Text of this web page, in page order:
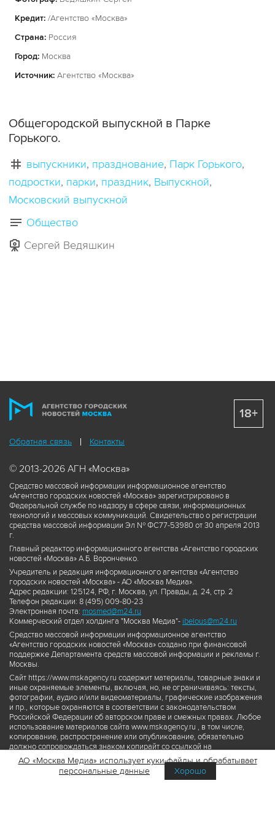
Кредит: /Агентство «Москва»
Страна: Россия
Город: Москва
Источник: Агентство «Москва»
Общегородской выпускной в Парке
Горького.
выпускники празднование Парк Горького
подростки парки праздник Выпускной
Московский выпускной
Общество
Сергей Ведяшкин
Обратная связь Контакты
© 2013-2026 АГН «Москва»
Средство массовой информации информационное агентство
«Агентство городских новостей «Москва» зарегистрировано в
Федеральной службе по надзору в сфере связи, информационных
технологий и массовых коммуникаций. Свидетельство о регистрации
средства массовой информации Эл № ФС77-53980 от 30 апреля 2013
г.
Главный редактор информационного агентства «Агентство городских
новостей «Москва» А.Б. Воронченко.
Учредитель и редакция информационного агентства «Агентство
городских новостей «Москва» - АО «Москва Медиа».
Адрес редакции: 125124, РФ, г. Москва, ул. Правды, д. 24, стр. 2
Телефон редакции: 8 (495) 009-80-23
Электронная почта: mosmed@m24.ru
Коммерческий отдел холдинга "Москва Медиа"- ibelous@m24.ru
Средство массовой информации информационное агентство
«Агентство городских новостей «Москва» создано при финансовой
поддержке Департамента средств массовой информации и рекламы г.
Москвы.
Сайт https://www.mskagency.ru содержит материалы, товарные знаки и
иные охраняемые элементы, включая, но, не ограничиваясь: тексты,
фотографии, аудио и/или видеоматериалы, графические изображения
и пр., которые охраняются в соответствии с законодательством
Российской Федерации об авторском праве и смежных правах. Любое
использование материалов сайта www.mskagency.ru , в том числе,
копирование, распространение или опубликование, обязательно
должно сопровождаться знаком копирайт со ссылкой на
правообладателя © АО «Москва Медиа», а также гиперссылкой на сайт
www.mskagency.ru как на первоисточник информации. Переработка
материалов сайта www.mskagency.ru не допускается.
18+
АО «Москва Медиа» использует куки-файлы и обрабатывает
персональные данные
Хорошо